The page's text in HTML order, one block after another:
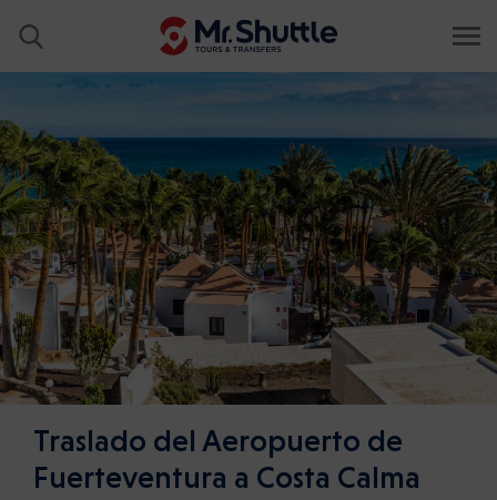
Traslado del Aeropuerto de
Fuerteventura a Costa Calma